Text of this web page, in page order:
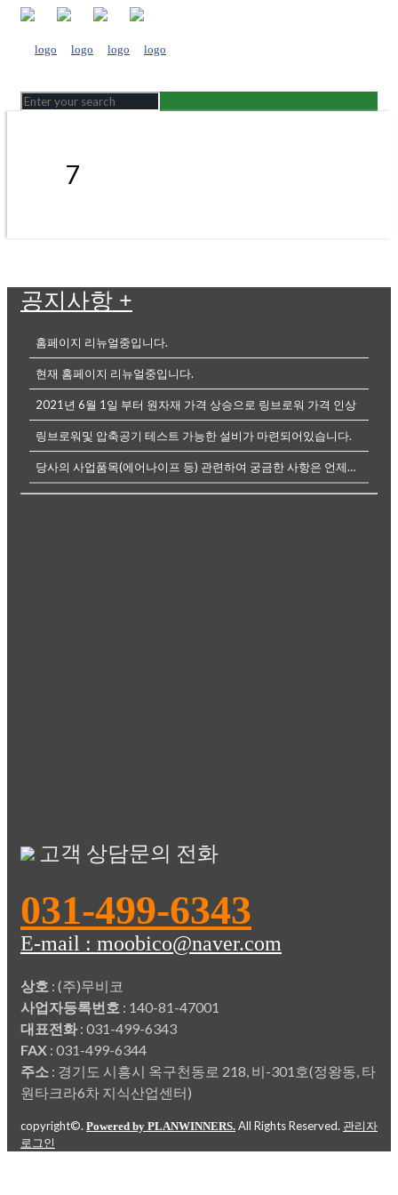
7
공지사항 +
홈페이지 리뉴얼중입니다.
현재 홈페이지 리뉴얼중입니다.
2021년 6월 1일 부터 원자재 가격 상승으로 링브로워 가격 인상
링브로워및 압축공기 테스트 가능한 설비가 마련되어있습니다.
당사의 사업품목(에어나이프 등) 관련하여 궁금한 사항은 언제든전화나, 메...
고객 상담문의 전화
031-499-6343
E-mail : moobico@naver.com
상호 : (주)무비코
사업자등록번호 : 140-81-47001
대표전화: 031-499-6343
FAX : 031-499-6344
주소 : 경기도 시흥시 옥구천동로 218, 비-301호(정왕동, 타
원타크라6차 지식산업센터)
copyright©. Powered by PLANWINNERS. All Rights Reserved. 관리자
로그인